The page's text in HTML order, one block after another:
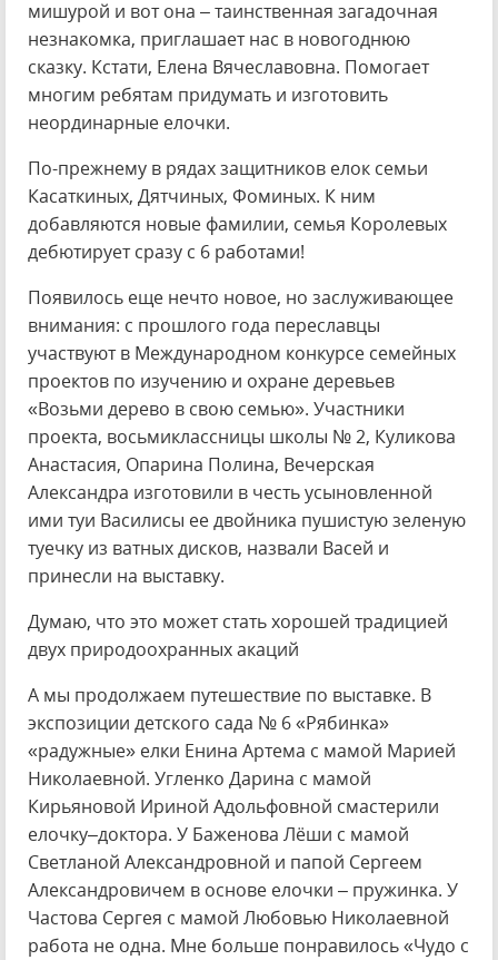
мишурой и вот она – таинственная загадочная
незнакомка, приглашает нас в новогоднюю
сказку. Кстати, Елена Вячеславовна. Помогает
многим ребятам придумать и изготовить
неординарные елочки.
По-прежнему в рядах защитников елок семьи
Касаткиных, Дятчиных, Фоминых. К ним
добавляются новые фамилии, семья Королевых
дебютирует сразу с 6 работами!
Появилось еще нечто новое, но заслуживающее
внимания: с прошлого года переславцы
участвуют в Международном конкурсе семейных
проектов по изучению и охране деревьев
«Возьми дерево в свою семью». Участники
проекта, восьмиклассницы школы № 2, Куликова
Анастасия, Опарина Полина, Вечерская
Александра изготовили в честь усыновленной
ими туи Василисы ее двойника пушистую зеленую
туечку из ватных дисков, назвали Васей и
принесли на выставку.
Думаю, что это может стать хорошей традицией
двух природоохранных акаций
А мы продолжаем путешествие по выставке. В
экспозиции детского сада № 6 «Рябинка»
«радужные» елки Енина Артема с мамой Марией
Николаевной. Угленко Дарина с мамой
Кирьяновой Ириной Адольфовной смастерили
елочку–доктора. У Баженова Лёши с мамой
Светланой Александровной и папой Сергеем
Александровичем в основе елочки – пружинка. У
Частова Сергея с мамой Любовью Николаевной
работа не одна. Мне больше понравилось «Чудо с